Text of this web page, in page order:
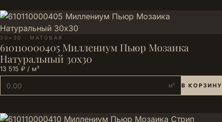
30×30 · МАТОВАЯ
610110000405 Миллениум Пьюр Мозаика
Натуральный 30х30
13 515 ₽ / м²
м² В КОРЗИНУ